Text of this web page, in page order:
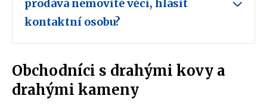
prodává nemovité věci, hlásit
kontaktní osobu?
Obchodníci s drahými kovy a
drahými kameny